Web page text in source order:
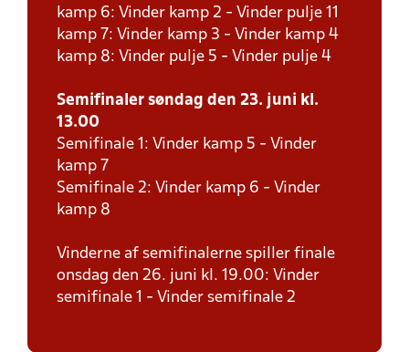
kamp 6: Vinder kamp 2 - Vinder pulje 11
kamp 7: Vinder kamp 3 - Vinder kamp 4
kamp 8: Vinder pulje 5 - Vinder pulje 4
Semifinaler søndag den 23. juni kl.
13.00
Semifinale 1: Vinder kamp 5 - Vinder
kamp 7
Semifinale 2: Vinder kamp 6 - Vinder
kamp 8
Vinderne af semifinalerne spiller finale
onsdag den 26. juni kl. 19.00: Vinder
semifinale 1 - Vinder semifinale 2